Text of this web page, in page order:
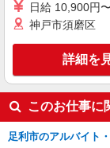
株式会社トラスト
キー
日給 10,900円
神戸市須磨区
詳細を
このお仕事に
足利市のアルバイト